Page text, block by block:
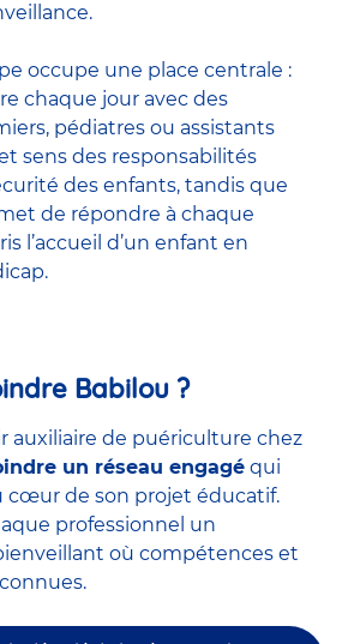
occupe une place centrale :
chaque jour avec des
pédiatres ou assistants
sens des responsabilités
des enfants, tandis que
de répondre à chaque
l’accueil d’un enfant en
Babilou ?
auxiliaire de puériculture chez
un réseau engagé qui
cœur de son projet éducatif.
professionnel un
où compétences et